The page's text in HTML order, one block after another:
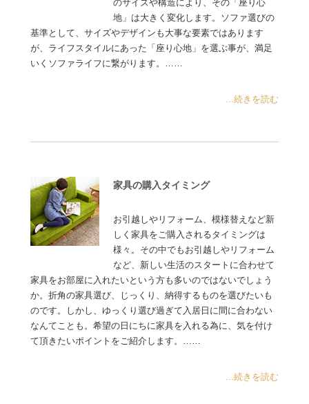
のサイズや構造により、その「座り心
地」は大きく変化します。ソファ選びの
基準として、サイズやデザインも大事な要素ではあります
が、ライフスタイルにあった「座り心地」を選ぶ事が、満足
いくソファライフに繋がります。……
...続きを読む
家具の購入タイミング
お引越しやリフォーム、模様替えなど新
しく家具をご購入されるタイミングは
様々。その中でもお引越しやリフォーム
など、新しい生活のスタートに合わせて
家具をお部屋に入れたいという方も多いのではないでしょう
か。折角の家具選び、じっくり、納得するものを選びたいも
のです。しかし、ゆっくり選び過ぎて入居日に間に合わない
なんてことも。希望の日にちに家具を入れる為に、気を付け
て頂きたいポイントをご紹介します。……
...続きを読む